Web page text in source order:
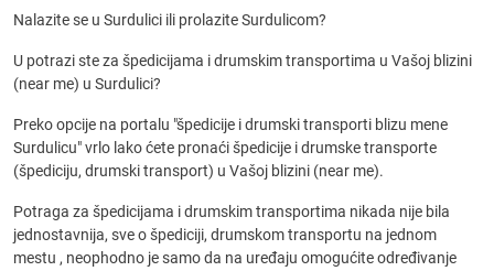
Nalazite se u Surdulici ili prolazite Surdulicom?
U potrazi ste za špedicijama i drumskim transportima u Vašoj blizini
(near me) u Surdulici?
Preko opcije na portalu "špedicije i drumski transporti blizu mene
Surdulicu" vrlo lako ćete pronaći špedicije i drumske transporte
(špediciju, drumski transport) u Vašoj blizini (near me).
Potraga za špedicijama i drumskim transportima nikada nije bila
jednostavnija, sve o špediciji, drumskom transportu na jednom
mestu , neophodno je samo da na uređaju omogućite određivanje